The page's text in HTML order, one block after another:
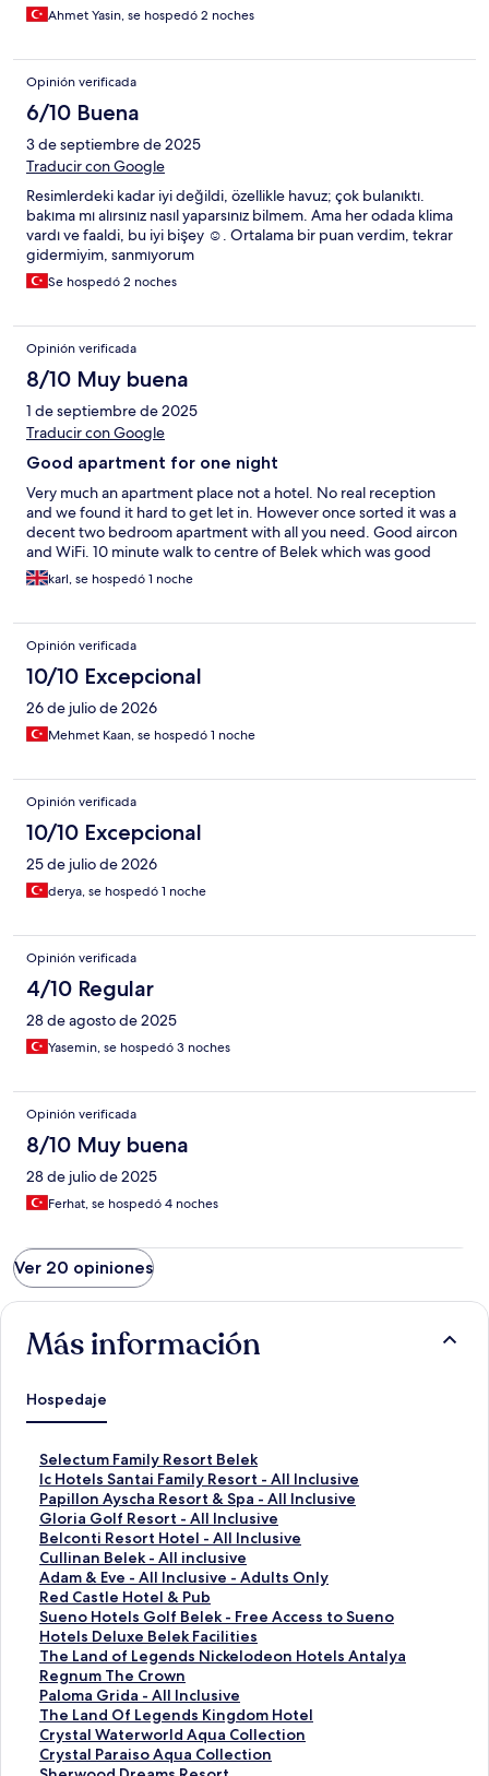
Ahmet Yasin, se hospedó 2 noches
Opinión verificada
6/10 Buena
3 de septiembre de 2025
Traducir con Google
Resimlerdeki kadar iyi değildi, özellikle havuz; çok bulanıktı.
bakıma mı alırsınız nasıl yaparsınız bilmem. Ama her odada klima
vardı ve faaldi, bu iyi bişey ☺️. Ortalama bir puan verdim, tekrar
gidermiyim, sanmıyorum
Se hospedó 2 noches
Opinión verificada
8/10 Muy buena
1 de septiembre de 2025
Traducir con Google
Good apartment for one night
Very much an apartment place not a hotel. No real reception
and we found it hard to get let in. However once sorted it was a
decent two bedroom apartment with all you need. Good aircon
and WiFi. 10 minute walk to centre of Belek which was good
karl, se hospedó 1 noche
Opinión verificada
10/10 Excepcional
26 de julio de 2026
Mehmet Kaan, se hospedó 1 noche
Opinión verificada
10/10 Excepcional
25 de julio de 2026
derya, se hospedó 1 noche
Opinión verificada
4/10 Regular
28 de agosto de 2025
Yasemin, se hospedó 3 noches
Opinión verificada
8/10 Muy buena
28 de julio de 2025
Ferhat, se hospedó 4 noches
Ver 20 opiniones
Más información
Hospedaje
Selectum Family Resort Belek
E
n
l
a
c
e
p
a
r
a
a
b
r
i
r
l
Ic Hotels Santai Family Resort - All Inclusive
E
n
l
a
c
e
p
a
r
a
a
b
r
i
r
Papillon Ayscha Resort & Spa - All Inclusive
E
n
l
a
c
e
p
a
r
a
a
b
r
i
Gloria Golf Resort - All Inclusive
E
n
l
a
c
e
p
a
r
a
a
b
r
Belconti Resort Hotel - All Inclusive
E
n
l
a
c
e
p
a
r
a
a
b
Cullinan Belek - All inclusive
E
n
l
a
c
e
p
a
r
a
a
Adam & Eve - All Inclusive - Adults Only
E
n
l
a
c
e
p
a
r
a
Red Castle Hotel & Pub
E
n
l
a
c
e
p
a
r
Sueno Hotels Golf Belek - Free Access to Sueno
Hotels Deluxe Belek Facilities
E
n
l
a
c
e
p
a
The Land of Legends Nickelodeon Hotels Antalya
E
n
l
a
c
e
Regnum The Crown
E
n
l
a
c
Paloma Grida - All Inclusive
E
n
l
a
The Land Of Legends Kingdom Hotel
E
n
l
Crystal Waterworld Aqua Collection
E
n
Crystal Paraiso Aqua Collection
E